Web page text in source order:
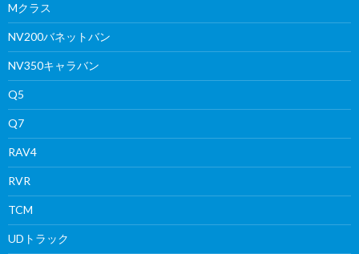
Mクラス
NV200バネットバン
NV350キャラバン
Q5
Q7
RAV4
RVR
TCM
UDトラック